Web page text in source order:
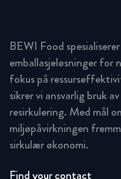
BEWI Food
emballasjeløsninger
fokus på
sikrer vi ansvarlig bruk
resirkulering. Med mål
miljøpåvirkningen
sirkulær økonomi.
Find your contact